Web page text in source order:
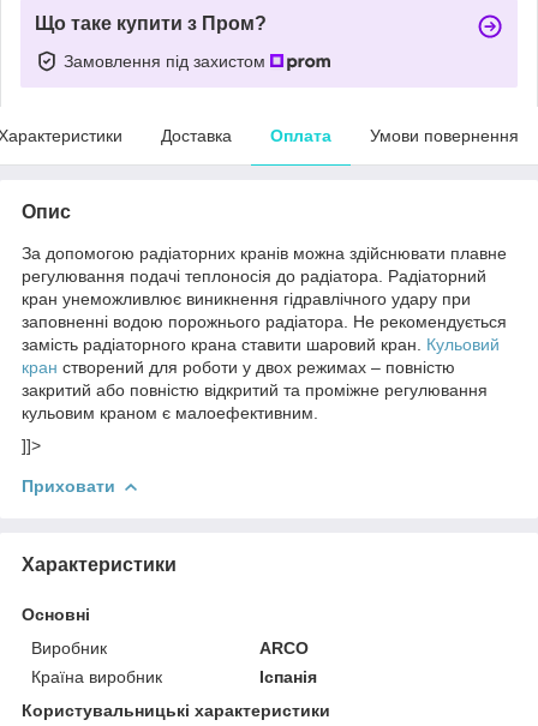
Що таке купити з Пром?
Замовлення під захистом
Доставка Оплата Умови повернення
Опис
За допомогою радіаторних кранів можна здійснювати плавне
регулювання подачі теплоносія до радіатора. Радіаторний
кран унеможливлює виникнення гідравлічного удару при
заповненні водою порожнього радіатора. Не рекомендується
замість радіаторного крана ставити шаровий кран. Кульовий
кран створений для роботи у двох режимах – повністю
закритий або повністю відкритий та проміжне регулювання
кульовим краном є малоефективним.
]]>
Приховати
Характеристики
Основні
Виробник
ARCO
Країна виробник
Іспанія
Користувальницькі характеристики